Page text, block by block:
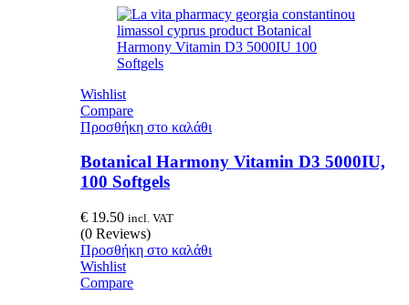
Wishlist
Compare
Προσθήκη στο καλάθι
Botanical Harmony Vitamin D3 5000IU,
100 Softgels
€ 19.50 incl. VAT
(0 Reviews)
Προσθήκη στο καλάθι
Wishlist
Compare